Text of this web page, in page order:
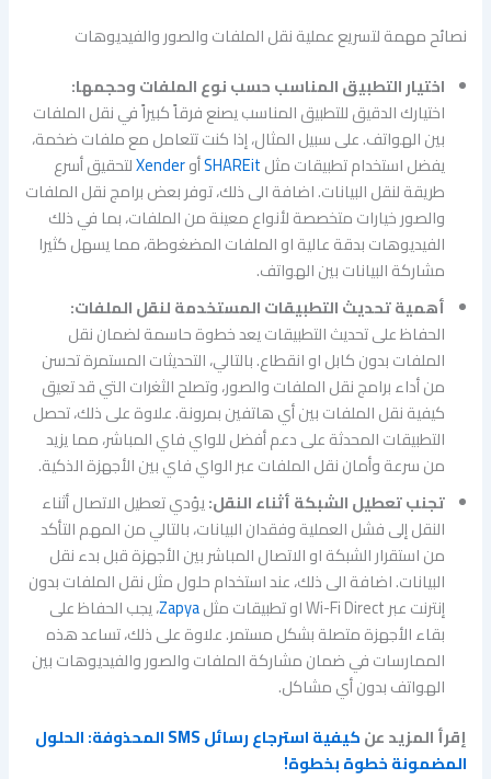
نصائح مهمة لتسريع عملية نقل الملفات والصور والفيديوهات
اختيار التطبيق المناسب حسب نوع الملفات وحجمها:
اختيارك الدقيق للتطبيق المناسب يصنع فرقاً كبيراً في نقل الملفات
بين الهواتف. على سبيل المثال، إذا كنت تتعامل مع ملفات ضخمة،
يفضل استخدام تطبيقات مثلSHAREitأوXenderلتحقيق أسرع
طريقة لنقل البيانات. اضافة الى ذلك، توفر بعض برامج نقل الملفات
والصور خيارات متخصصة لأنواع معينة من الملفات، بما في ذلك
الفيديوهات بدقة عالية او الملفات المضغوطة، مما يسهل كثيرا
مشاركة البيانات بين الهواتف.
أهمية تحديث التطبيقات المستخدمة لنقل الملفات:
الحفاظ على تحديث التطبيقات يعد خطوة حاسمة لضمان نقل
الملفات بدون كابل او انقطاع. بالتالي، التحديثات المستمرة تحسن
من أداء برامج نقل الملفات والصور، وتصلح الثغرات التي قد تعيق
كيفية نقل الملفات بين أي هاتفين بمرونة. علاوة على ذلك، تحصل
التطبيقات المحدثة على دعم أفضل للواي فاي المباشر، مما يزيد
من سرعة وأمان نقل الملفات عبر الواي فاي بين الأجهزة الذكية.
تجنب تعطيل الشبكة أثناء النقل:يؤدي تعطيل الاتصال أثناء
النقل إلى فشل العملية وفقدان البيانات، بالتالي من المهم التأكد
من استقرار الشبكة او الاتصال المباشر بين الأجهزة قبل بدء نقل
البيانات. اضافة الى ذلك، عند استخدام حلول مثل نقل الملفات بدون
إنترنت عبر Wi-Fi Direct او تطبيقات مثل
Zapya، يجب الحفاظ على
بقاء الأجهزة متصلة بشكل مستمر. علاوة على ذلك، تساعد هذه
الممارسات في ضمان مشاركة الملفات والصور والفيديوهات بين
الهواتف بدون أي مشاكل.
إقرأ المزيد عن
كيفية استرجاع رسائل SMS المحذوفة: الحلول
المضمونة خطوة بخطوة!